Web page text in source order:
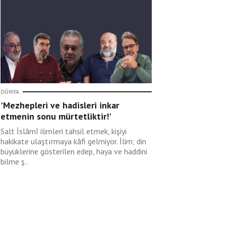
DÜNYA
'Mezhepleri ve hadisleri inkar
etmenin sonu mürtetliktir!'
Salt İslâmî ilimleri tahsil etmek, kişiyi
hakikate ulaştırmaya kâfi gelmiyor. İlim; din
büyüklerine gösterilen edep, haya ve haddini
bilme ş..